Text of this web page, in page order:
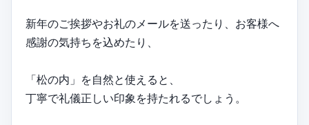
新年のご挨拶やお礼のメールを送ったり、お客様へ
感謝の気持ちを込めたり、
「松の内」を自然と使えると、
丁寧で礼儀正しい印象を持たれるでしょう。